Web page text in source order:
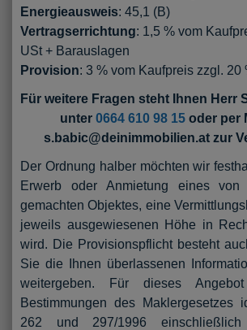
Energieausweis: 45,1 (B)
Vertragserrichtung: 1,5 % vom
USt + Barauslagen
Provision: 3 % vom Kaufpreis zzgl. 20
Für weitere Fragen steht Ihnen Herr
unter 0664 610 98 15 oder per
s.babic@deinimmobilien.at zur
Der Ordnung halber möchten wir
Erwerb oder Anmietung eines von
gemachten Objektes, eine
jeweils ausgewiesenen Höhe in
wird. Die Provisionspflicht besteht
Sie die Ihnen überlassenen
weitergeben. Für dieses
Bestimmungen des Maklergesetzes
262 und 297/1996